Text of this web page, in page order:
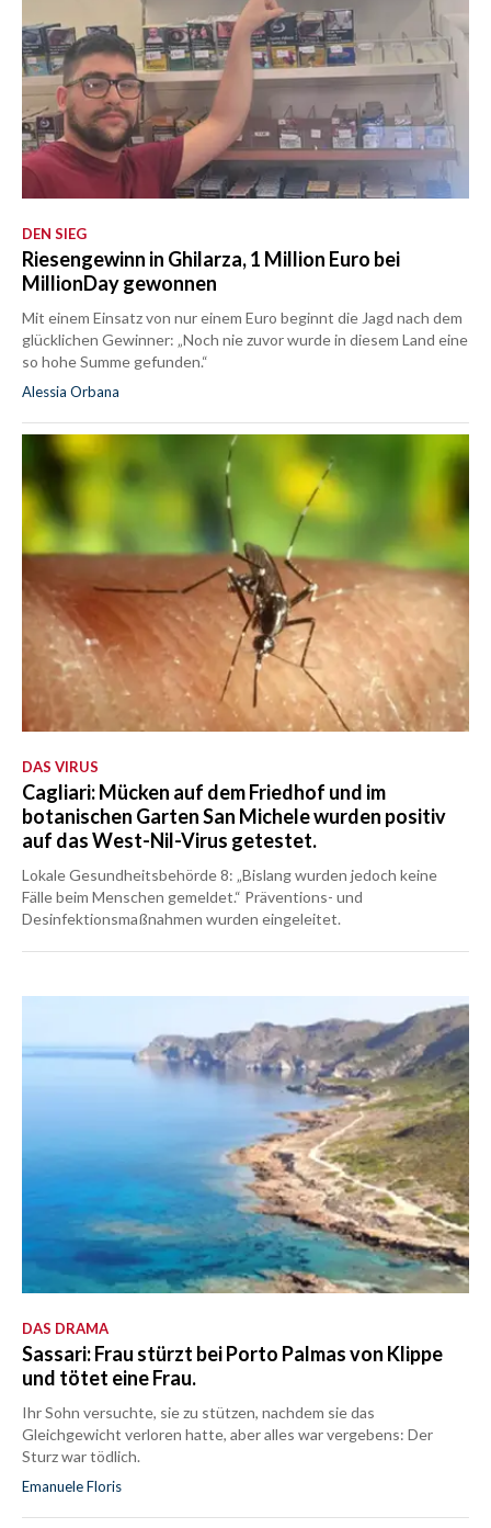
DEN SIEG
Riesengewinn in Ghilarza, 1 Million Euro bei
MillionDay gewonnen
Mit einem Einsatz von nur einem Euro beginnt die Jagd nach dem
glücklichen Gewinner: „Noch nie zuvor wurde in diesem Land eine
so hohe Summe gefunden.“
Alessia Orbana
DAS VIRUS
Cagliari: Mücken auf dem Friedhof und im
botanischen Garten San Michele wurden positiv
auf das West-Nil-Virus getestet.
Lokale Gesundheitsbehörde 8: „Bislang wurden jedoch keine
Fälle beim Menschen gemeldet.“ Präventions- und
Desinfektionsmaßnahmen wurden eingeleitet.
DAS DRAMA
Sassari: Frau stürzt bei Porto Palmas von Klippe
und tötet eine Frau.
Ihr Sohn versuchte, sie zu stützen, nachdem sie das
Gleichgewicht verloren hatte, aber alles war vergebens: Der
Sturz war tödlich.
Emanuele Floris